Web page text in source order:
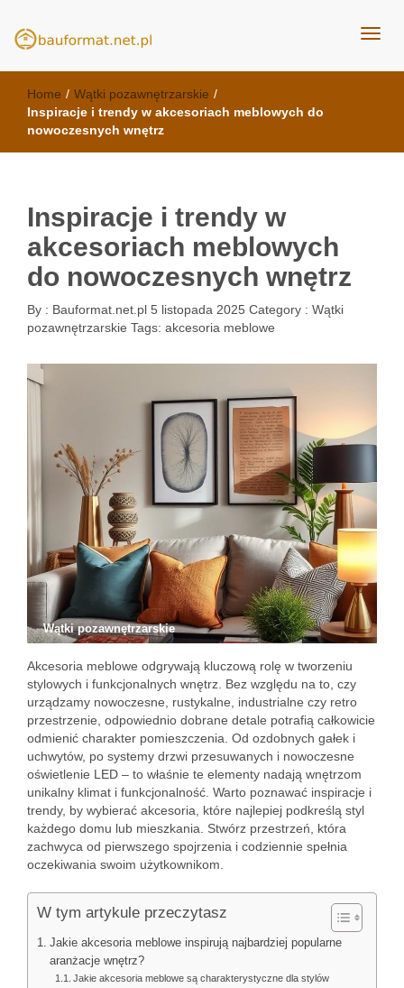
meble kuchenne Bauformat
Home / Wątki pozawnętrzarskie /
Inspiracje i trendy w akcesoriach meblowych do
nowoczesnych wnętrz
Inspiracje i trendy w
akcesoriach meblowych
do nowoczesnych wnętrz
By : Bauformat.net.pl 5 listopada 2025 Category : Wątki
pozawnętrzarskie Tags: akcesoria meblowe
Wątki pozawnętrzarskie
Akcesoria meblowe odgrywają kluczową rolę w tworzeniu
stylowych i funkcjonalnych wnętrz. Bez względu na to, czy
urządzamy nowoczesne, rustykalne, industrialne czy retro
przestrzenie, odpowiednio dobrane detale potrafią całkowicie
odmienić charakter pomieszczenia. Od ozdobnych gałek i
uchwytów, po systemy drzwi przesuwanych i nowoczesne
oświetlenie LED – to właśnie te elementy nadają wnętrzom
unikalny klimat i funkcjonalność. Warto poznawać inspiracje i
trendy, by wybierać akcesoria, które najlepiej podkreślą styl
każdego domu lub mieszkania. Stwórz przestrzeń, która
zachwyca od pierwszego spojrzenia i codziennie spełnia
oczekiwania swoim użytkownikom.
W tym artykule przeczytasz
Jakie akcesoria meblowe inspirują najbardziej popularne
aranżacje wnętrz?
Jakie akcesoria meblowe są charakterystyczne dla stylów